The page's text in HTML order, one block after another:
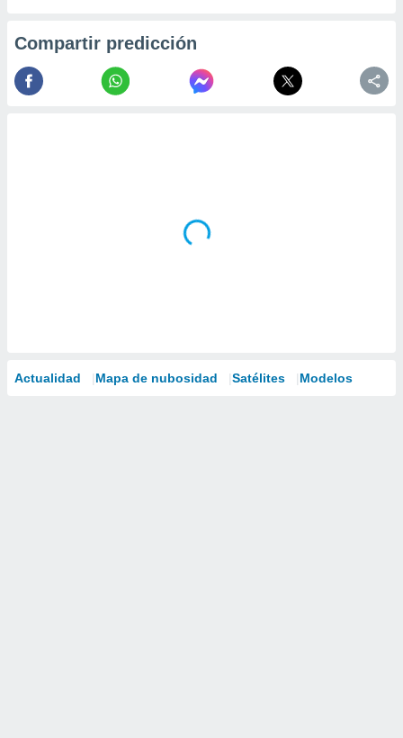
Compartir predicción
Actualidad Mapa de nubosidad Satélites Modelos